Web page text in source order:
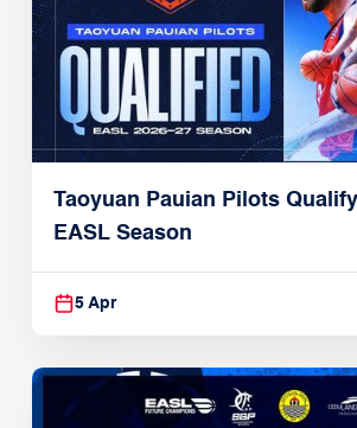
Taoyuan Pauian Pilots
EASL Season
5 Apr